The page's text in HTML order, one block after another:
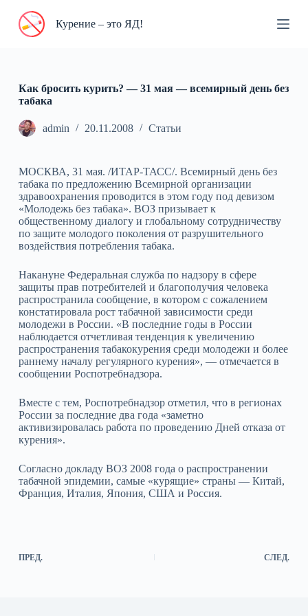
П
и
к
у
Курение – это ЯД!
Как бросить курить? — 31 мая — всемирный день без
табака
admin 20.11.2008 Статьи
МОСКВА, 31 мая. /ИТАР-ТАСС/. Всемирный день без
табака по предложению Всемирной организации
здравоохранения проводится в этом году под девизом
«Молодежь без табака». ВОЗ призывает к
общественному диалогу и глобальному сотрудничеству
по защите молодого поколения от разрушительного
воздействия потребления табака.
Накануне Федеральная служба по надзору в сфере
защиты прав потребителей и благополучия человека
распространила сообщение, в котором с сожалением
констатировала рост табачной зависимости среди
молодежи в России. «В последние годы в России
наблюдается отчетливая тенденция к увеличению
распространения табакокурения среди молодежи и более
раннему началу регулярного курения», — отмечается в
сообщении Роспотребнадзора.
Вместе с тем, Роспотребнадзор отметил, что в регионах
России за последние два года «заметно
активизировалась работа по проведению Дней отказа от
курения».
Согласно докладу ВОЗ 2008 года о распространении
табачной эпидемии, самые «курящие» страны — Китай,
Франция, Италия, Япония, США и Россия.
ПРЕД. СЛЕД.